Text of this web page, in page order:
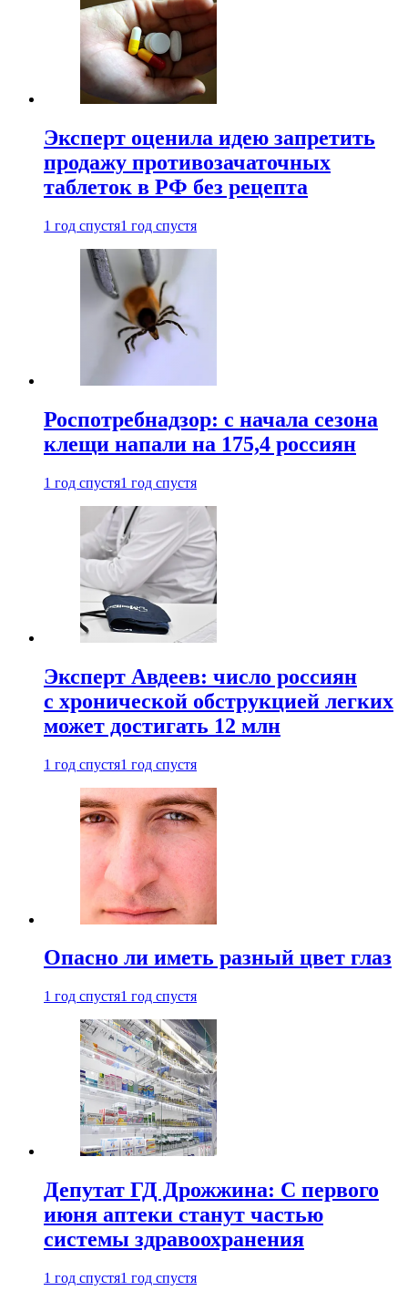
Эксперт оценила идею запретить
продажу противозачаточных
таблеток в РФ без рецепта
1 год спустя1 год спустя
Роспотребнадзор: с начала сезона
клещи напали на 175,4 россиян
1 год спустя1 год спустя
Эксперт Авдеев: число россиян
с хронической обструкцией легких
может достигать 12 млн
1 год спустя1 год спустя
Опасно ли иметь разный цвет глаз
1 год спустя1 год спустя
Депутат ГД Дрожжина: С первого
июня аптеки станут частью
системы здравоохранения
1 год спустя1 год спустя